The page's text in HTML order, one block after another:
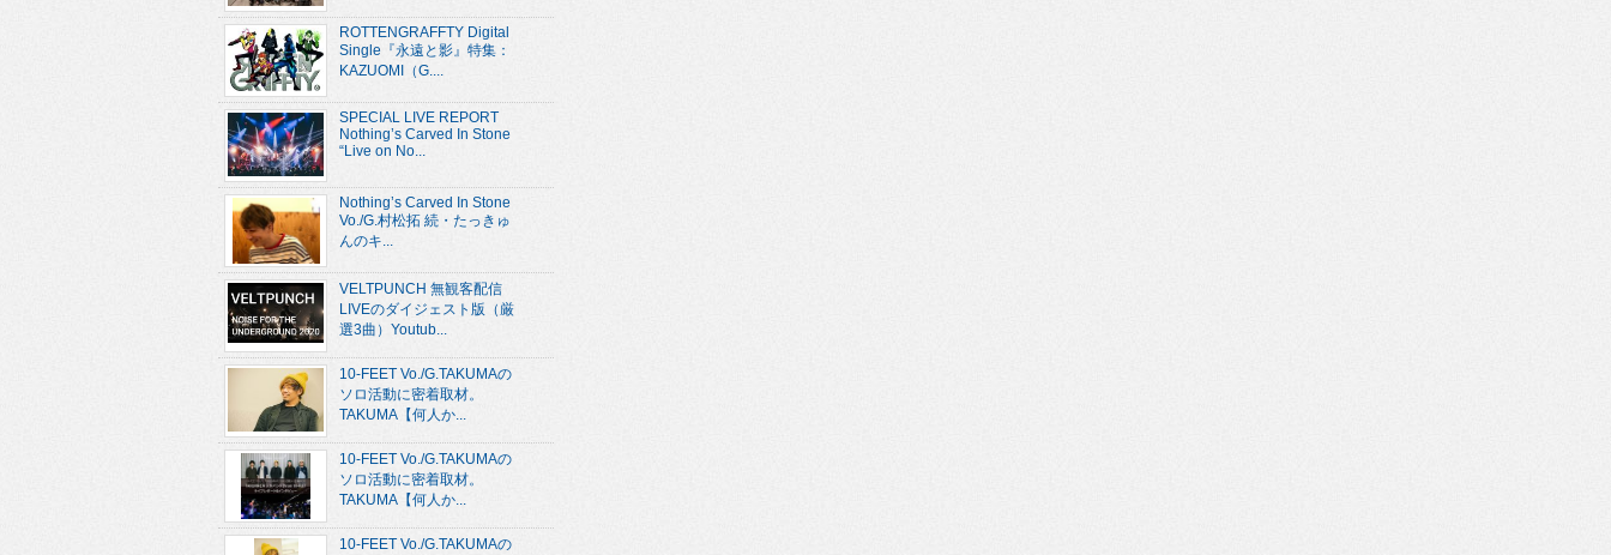
ROTTENGRAFFTY Digital
Single『永遠と影』特集：
KAZUOMI（G....
SPECIAL LIVE REPORT
Nothing’s Carved In Stone
“Live on No...
Nothing’s Carved In Stone
Vo./G.村松拓 続・たっきゅ
んのキ...
VELTPUNCH 無観客配信
LIVEのダイジェスト版（厳
選3曲）Youtub...
10-FEET Vo./G.TAKUMAの
ソロ活動に密着取材。
TAKUMA【何人か...
10-FEET Vo./G.TAKUMAの
ソロ活動に密着取材。
TAKUMA【何人か...
10-FEET Vo./G.TAKUMAの